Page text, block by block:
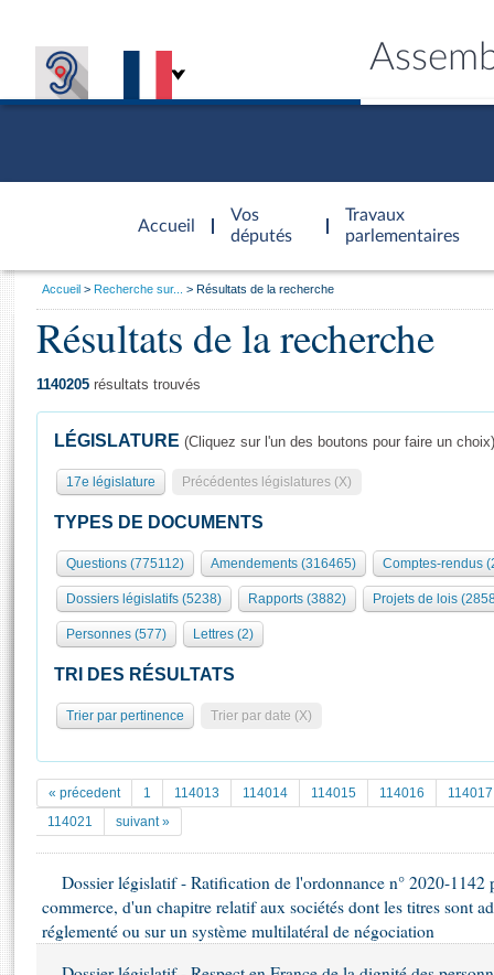
Accueil
d'accueil
Vos
députés
Travaux
parlementaires
Présidence
577 députés
Groupes politiques
Élections législatives
Séance publique
Commissions et autres organes
Europe et International
Contrôle et évaluation
Congrès
Pétitions
Documents parlementaires
Projets de loi
Textes adoptés
Général
Rôle et pouvoirs de l'Assemblée
Organisation de l'Assemblée
Présidence Conférence des Présidents Bureau Collège des
Statistiques et chiffres clés
Transparence et déontologie
Histoire
Juniors
Anciennes législatures
Visiter l'Assemblée
Visite virtuelle du palais Bourbon
Assister à une séance
Accès des chercheurs à l’Assemblée
Les évènements
Les archives
Contacts et plan d'accès
Vous
Accueil Recherche sur... Résultats de la recherche
Résultats de la recherche
1140205 résultats trouvés
LÉGISLATURE (Cliquez sur l'un des boutons pour faire un choix)
17e législature Précédentes législatures (X)
TYPES DE DOCUMENTS
Questions (775112) Amendements (316465) Comptes-rendus
Dossiers législatifs (5238) Rapports (3882) Projets de lois
Personnes (577) Lettres (2)
TRI DES RÉSULTATS
Trier par pertinence Trier par date (X)
« précedent 1 114013 114014 114015 114016
114017
114021
suivant »
Dossier législatif - Ratification de l'ordonnance n° 2020-1142
commerce, d'un chapitre relatif aux sociétés dont les titres sont
réglementé ou sur un système multilatéral de négociation